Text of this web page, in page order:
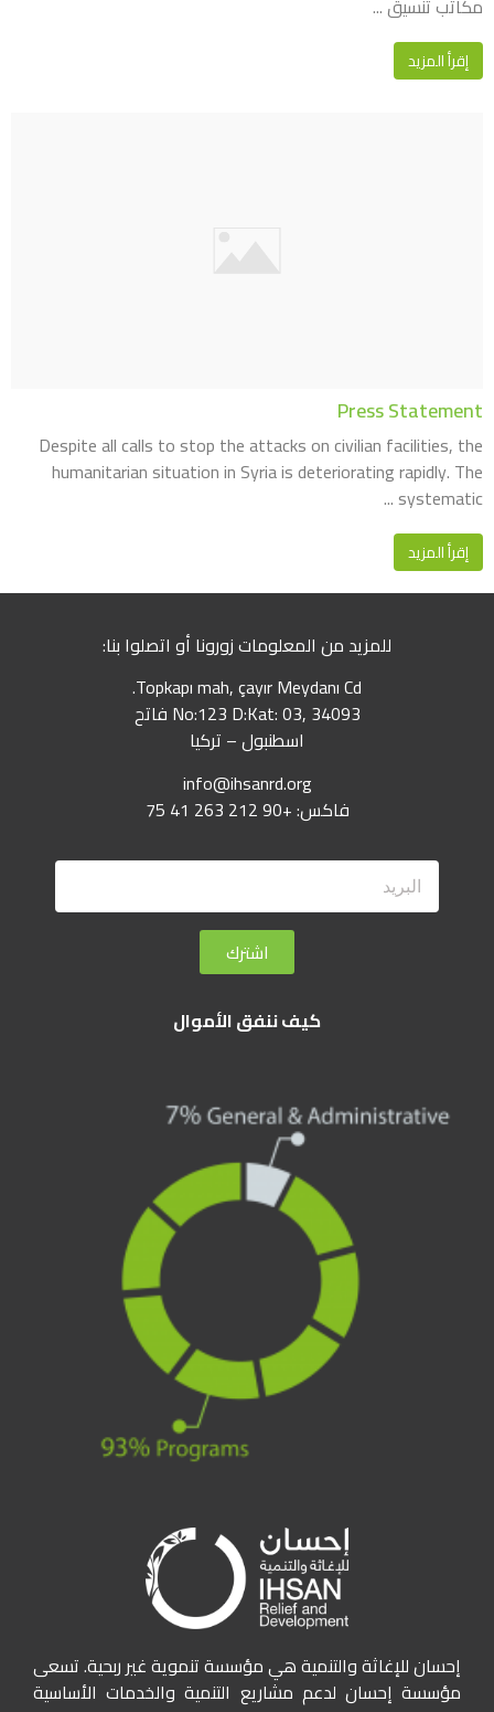
مكاتب تنسيق ...
إقرأ المزيد
Press Statement
Despite all calls to stop the attacks on civilian facilities, the
humanitarian situation in Syria is deteriorating rapidly. The
systematic ...
إقرأ المزيد
للمزيد من المعلومات زورونا أو اتصلوا بنا:
Topkapı mah, çayır Meydanı Cd.
No:123 D:Kat: 03, 34093 فاتح
اسطنبول – تركيا
info@ihsanrd.org
فاكس: +90 212 263 41 75
اشترك
كيف ننفق الأموال
إحسان للإغاثة والتنمية هي مؤسسة تنموية غير ربحية. تسعى
مؤسسة إحسان لدعم مشاريع التنمية والخدمات الأساسية